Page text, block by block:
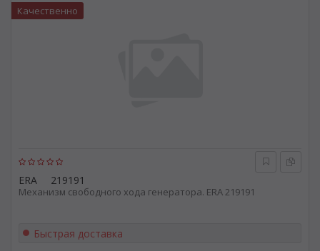
ERA 219191
Механизм свободного хода генератора. ERA 219191
Качественно
Быстрая доставка